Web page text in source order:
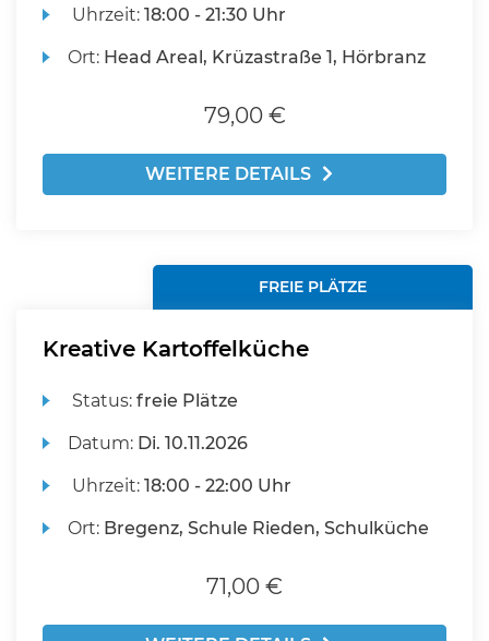
Uhrzeit:18:00 - 21:30 Uhr
Ort: Head Areal, Krüzastraße 1, Hörbranz
79,00 €
WEITERE DETAILS
FREIE PLÄTZE
Kreative Kartoffelküche
Status:freie Plätze
Datum: Di. 10.11.2026
Uhrzeit:18:00 - 22:00 Uhr
Ort: Bregenz, Schule Rieden, Schulküche
71,00 €